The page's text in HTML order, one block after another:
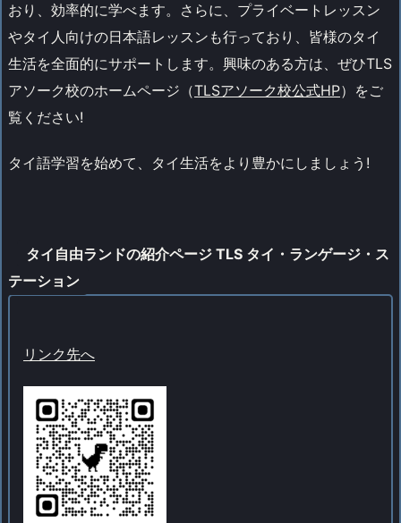
おり、効率的に学べます。さらに、プライベートレッスン
やタイ人向けの日本語レッスンも行っており、皆様のタイ
生活を全面的にサポートします。興味のある方は、ぜひTLS
アソーク校のホームページ（TLSアソーク校公式HP）をご
覧ください!
タイ語学習を始めて、タイ生活をより豊かにしましょう!
タイ自由ランドの紹介ページ TLS タイ・ランゲージ・ス
テーション
リンク先へ